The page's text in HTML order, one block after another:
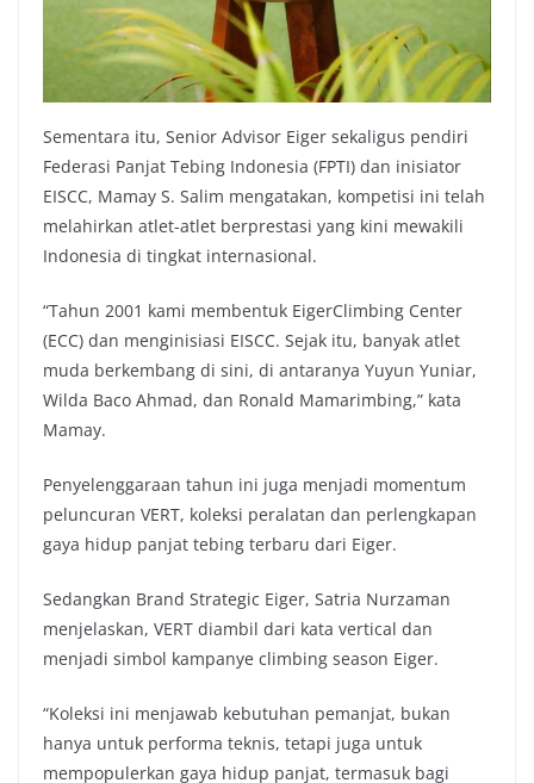
Sementara itu, Senior Advisor Eiger sekaligus pendiri
Federasi Panjat Tebing Indonesia (FPTI) dan inisiator
EISCC, Mamay S. Salim mengatakan, kompetisi ini telah
melahirkan atlet-atlet berprestasi yang kini mewakili
Indonesia di tingkat internasional.
“Tahun 2001 kami membentuk EigerClimbing Center
(ECC) dan menginisiasi EISCC. Sejak itu, banyak atlet
muda berkembang di sini, di antaranya Yuyun Yuniar,
Wilda Baco Ahmad, dan Ronald Mamarimbing,” kata
Mamay.
Penyelenggaraan tahun ini juga menjadi momentum
peluncuran VERT, koleksi peralatan dan perlengkapan
gaya hidup panjat tebing terbaru dari Eiger.
Sedangkan Brand Strategic Eiger, Satria Nurzaman
menjelaskan, VERT diambil dari kata vertical dan
menjadi simbol kampanye climbing season Eiger.
“Koleksi ini menjawab kebutuhan pemanjat, bukan
hanya untuk performa teknis, tetapi juga untuk
mempopulerkan gaya hidup panjat, termasuk bagi